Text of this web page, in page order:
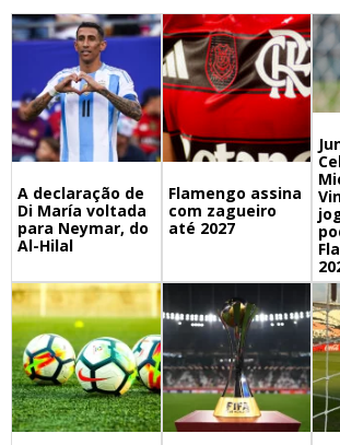
A declaração de
Di María voltada
para Neymar, do
Al-Hilal
Flamengo assina
com zagueiro
até 2027